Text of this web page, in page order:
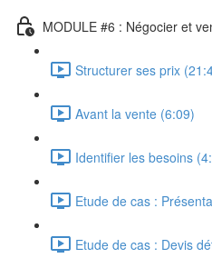
MODULE #6 : Négocier et
Structurer ses prix
Avant la vente (6:09)
Identifier les besoins
Etude de cas :
Etude de cas : Devis